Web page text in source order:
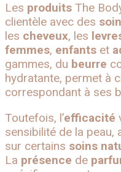
Les produits The
clientèle avec des
les cheveux, les
femmes, enfants et
gammes, du beurre
hydratante, permet à
correspondant à ses
Toutefois, l’efficacité
sensibilité de la
sur certains soins
La présence de